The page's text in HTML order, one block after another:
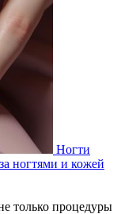
Ногти
ногтями и кожей
только процедуры